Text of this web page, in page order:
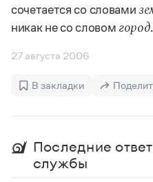
сочетается со словами
никак не со словом город.
27 августа 2006
В закладки
Последние
службы